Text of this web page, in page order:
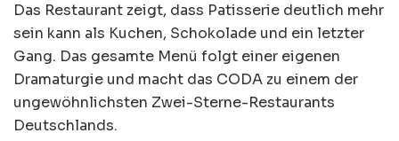
Das Restaurant zeigt, dass Patisserie deutlich mehr
sein kann als Kuchen, Schokolade und ein letzter
Gang. Das gesamte Menü folgt einer eigenen
Dramaturgie und macht das CODA zu einem der
ungewöhnlichsten Zwei-Sterne-Restaurants
Deutschlands.